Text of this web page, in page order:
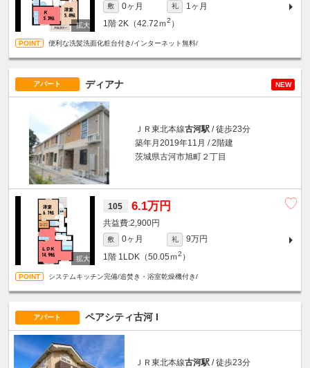
敷 0ヶ月 礼
1ヶ月
1階 2K（42.72ｍ2 ）
便利な洗髪洗面化粧台付き/インターネット無料/
アパート ディアナ NEW
ＪＲ東北本線古河駅 / 徒歩23分
築年月2019年11月 / 2階建
茨城県古河市旭町２丁目
105 6.1万円
2,900円
敷 0ヶ月 礼
9万円
1階 1LDK（50.05ｍ2 ）
システムキッチン完備/追焚き・浴室乾燥機付き/
アパート ペアシティ古河 I
ＪＲ東北本線古河駅 / 徒歩23分